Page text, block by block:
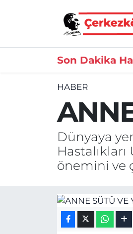
Son Dakika
HABER
Dünyaya
önemini ve
Ekonomi
Gündem
Kültür&Sanat
Manşet
Tekirdağ Nöbetçi
Tekirdağ Hava Durumu
Tekirdağ Namaz Vakitleri
Tekirdağ Trafik
Süper Lig Puan
Tüm Manşetler
Haber Arşivi